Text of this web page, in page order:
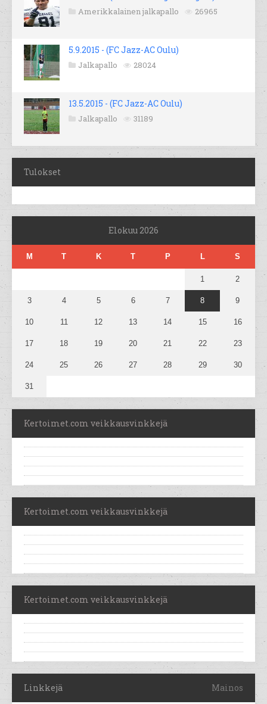
Amerikkalainen jalkapallo 26965
5.9.2015 - (FC Jazz-AC Oulu)
Jalkapallo 28024
13.5.2015 - (FC Jazz-AC Oulu)
Jalkapallo 31189
Tulokset
Elokuu 2026
M T K T P L S
1 2
3 4 5 6 7 8 9
10 11 12 13 14 15 16
17 18 19 20 21 22 23
24 25 26 27 28 29 30
31
Kertoimet.com veikkausvinkkejä
Kertoimet.com veikkausvinkkejä
Kertoimet.com veikkausvinkkejä
Linkkejä Mainos